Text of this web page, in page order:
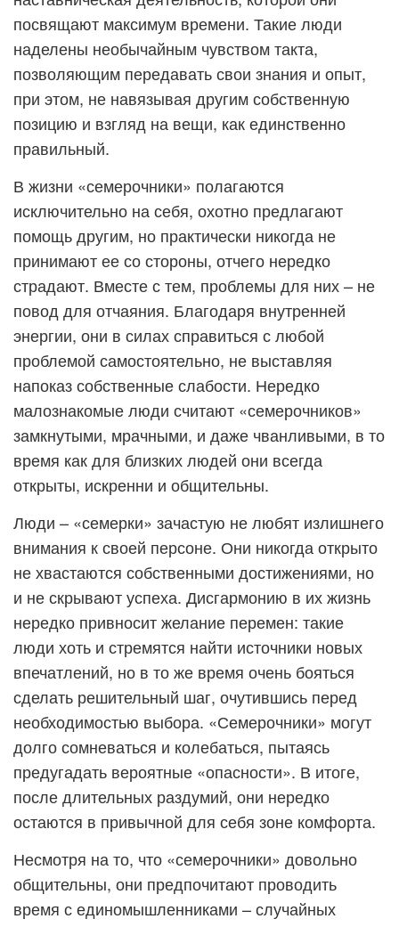
посвящают максимум времени. Такие люди
наделены необычайным чувством такта,
позволяющим передавать свои знания и опыт,
при этом, не навязывая другим собственную
позицию и взгляд на вещи, как единственно
правильный.
В жизни «семерочники» полагаются
исключительно на себя, охотно предлагают
помощь другим, но практически никогда не
принимают ее со стороны, отчего нередко
страдают. Вместе с тем, проблемы для них – не
повод для отчаяния. Благодаря внутренней
энергии, они в силах справиться с любой
проблемой самостоятельно, не выставляя
напоказ собственные слабости. Нередко
малознакомые люди считают «семерочников»
замкнутыми, мрачными, и даже чванливыми, в то
время как для близких людей они всегда
открыты, искренни и общительны.
Люди – «семерки» зачастую не любят излишнего
внимания к своей персоне. Они никогда открыто
не хвастаются собственными достижениями, но
и не скрывают успеха. Дисгармонию в их жизнь
нередко привносит желание перемен: такие
люди хоть и стремятся найти источники новых
впечатлений, но в то же время очень бояться
сделать решительный шаг, очутившись перед
необходимостью выбора. «Семерочники» могут
долго сомневаться и колебаться, пытаясь
предугадать вероятные «опасности». В итоге,
после длительных раздумий, они нередко
остаются в привычной для себя зоне комфорта.
Несмотря на то, что «семерочники» довольно
общительны, они предпочитают проводить
время с единомышленниками – случайных